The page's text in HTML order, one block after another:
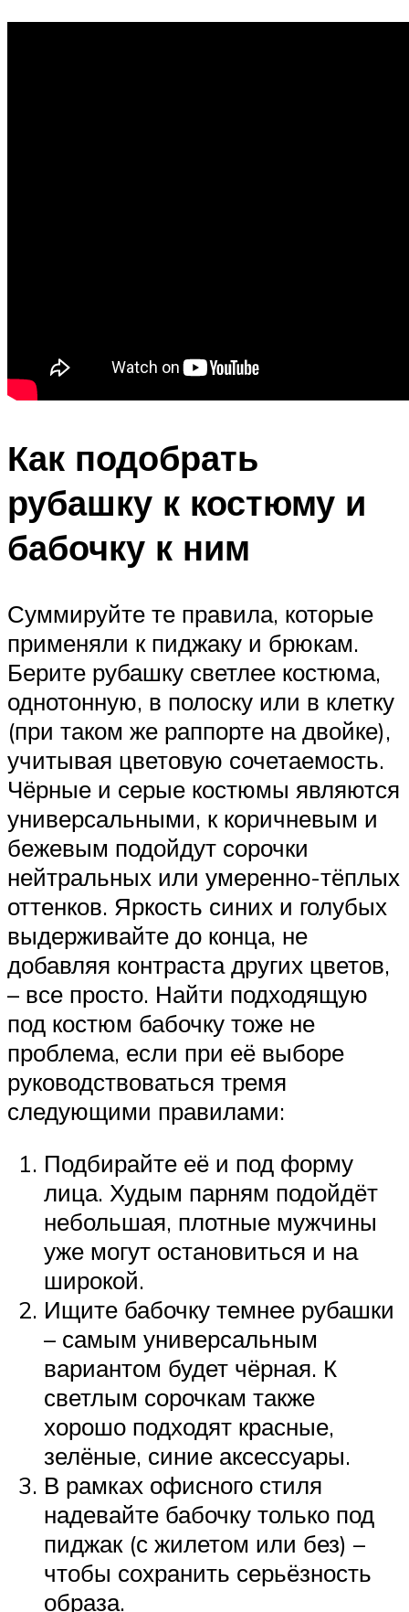
Как подобрать
рубашку к костюму и
бабочку к ним
Суммируйте те правила, которые
применяли к пиджаку и брюкам.
Берите рубашку светлее костюма,
однотонную, в полоску или в клетку
(при таком же раппорте на двойке),
учитывая цветовую сочетаемость.
Чёрные и серые костюмы являются
универсальными, к коричневым и
бежевым подойдут сорочки
нейтральных или умеренно-тёплых
оттенков. Яркость синих и голубых
выдерживайте до конца, не
добавляя контраста других цветов,
– все просто. Найти подходящую
под костюм бабочку тоже не
проблема, если при её выборе
руководствоваться тремя
следующими правилами:
Подбирайте её и под форму
лица. Худым парням подойдёт
небольшая, плотные мужчины
уже могут остановиться и на
широкой.
Ищите бабочку темнее рубашки
– самым универсальным
вариантом будет чёрная. К
светлым сорочкам также
хорошо подходят красные,
зелёные, синие аксессуары.
В рамках офисного стиля
надевайте бабочку только под
пиджак (с жилетом или без) –
чтобы сохранить серьёзность
образа.